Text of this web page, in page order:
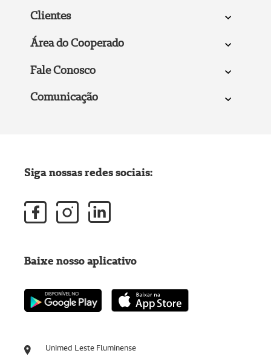
Clientes
Área do Cooperado
Fale Conosco
Comunicação
Unimed Leste Fluminense
Siga nossas redes sociais:
Baixe nosso aplicativo